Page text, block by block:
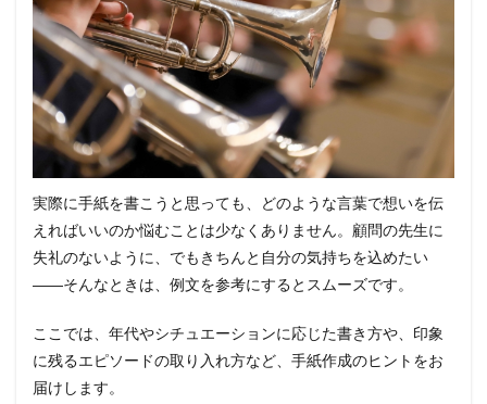
実際に手紙を書こうと思っても、どのような言葉で想いを伝
えればいいのか悩むことは少なくありません。顧問の先生に
失礼のないように、でもきちんと自分の気持ちを込めたい
――そんなときは、例文を参考にするとスムーズです。
ここでは、年代やシチュエーションに応じた書き方や、印象
に残るエピソードの取り入れ方など、手紙作成のヒントをお
届けします。